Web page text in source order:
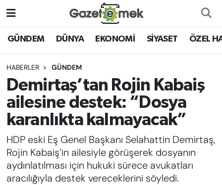
GÜNDEM DÜNYA EKONOMİ SİYASET ÖZEL
HABERLER GÜNDEM
Demirtaş’tan Rojin Kabaiş
ailesine destek: “Dosya
karanlıkta kalmayacak”
HDP eski Eş Genel Başkanı Selahattin Demirtaş,
Rojin Kabaiş’in ailesiyle görüşerek dosyanın
aydınlatılması için hukuki sürece avukatları
aracılığıyla destek vereceklerini söyledi.
DÜNYA
EKONOMİ
EMEK HABERLERİ
YENİ MEDYADA EMEK
GAZETECİLİĞİNİ GELİŞTİRMEK
FAYDALI BİLGİLER
GÜNDEM
Nöbetçi Eczaneler
Hava Durumu
İstanbul Namaz Vakitleri
Trafik Durumu
Süper Lig Puan Durumu ve Fikstür
Tüm Manşetler